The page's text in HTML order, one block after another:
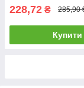
228,72 ₴ 285,90
Купити